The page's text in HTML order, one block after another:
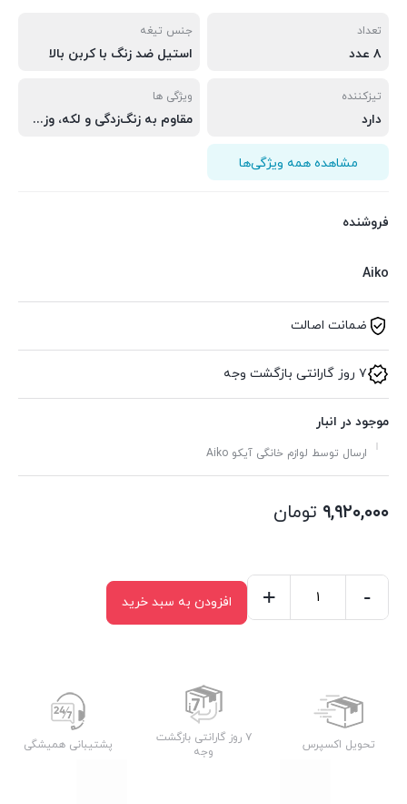
تعداد
۸ عدد
جنس تیغه
استیل ضد زنگ با کربن بالا
تیزکننده
دارد
ویژگی ها
مقاوم به زنگ‌زدگی و لکه، وزن بهینه و تعادل مناسب
مشاهده همه ویژگی‌ها
فروشنده
Aiko
ضمانت اصالت
۷ روز گارانتی بازگشت وجه
موجود در انبار
ارسال توسط لوازم خانگی آیکو Aiko
۹,۹۲۰,۰۰۰ تومان
-
+ افزودن به سبد خرید
تحویل اکسپرس
۷ روز گارانتی بازگشت
وجه
پشتیبانی همیشگی